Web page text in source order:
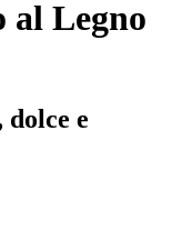
al Legno
dolce e